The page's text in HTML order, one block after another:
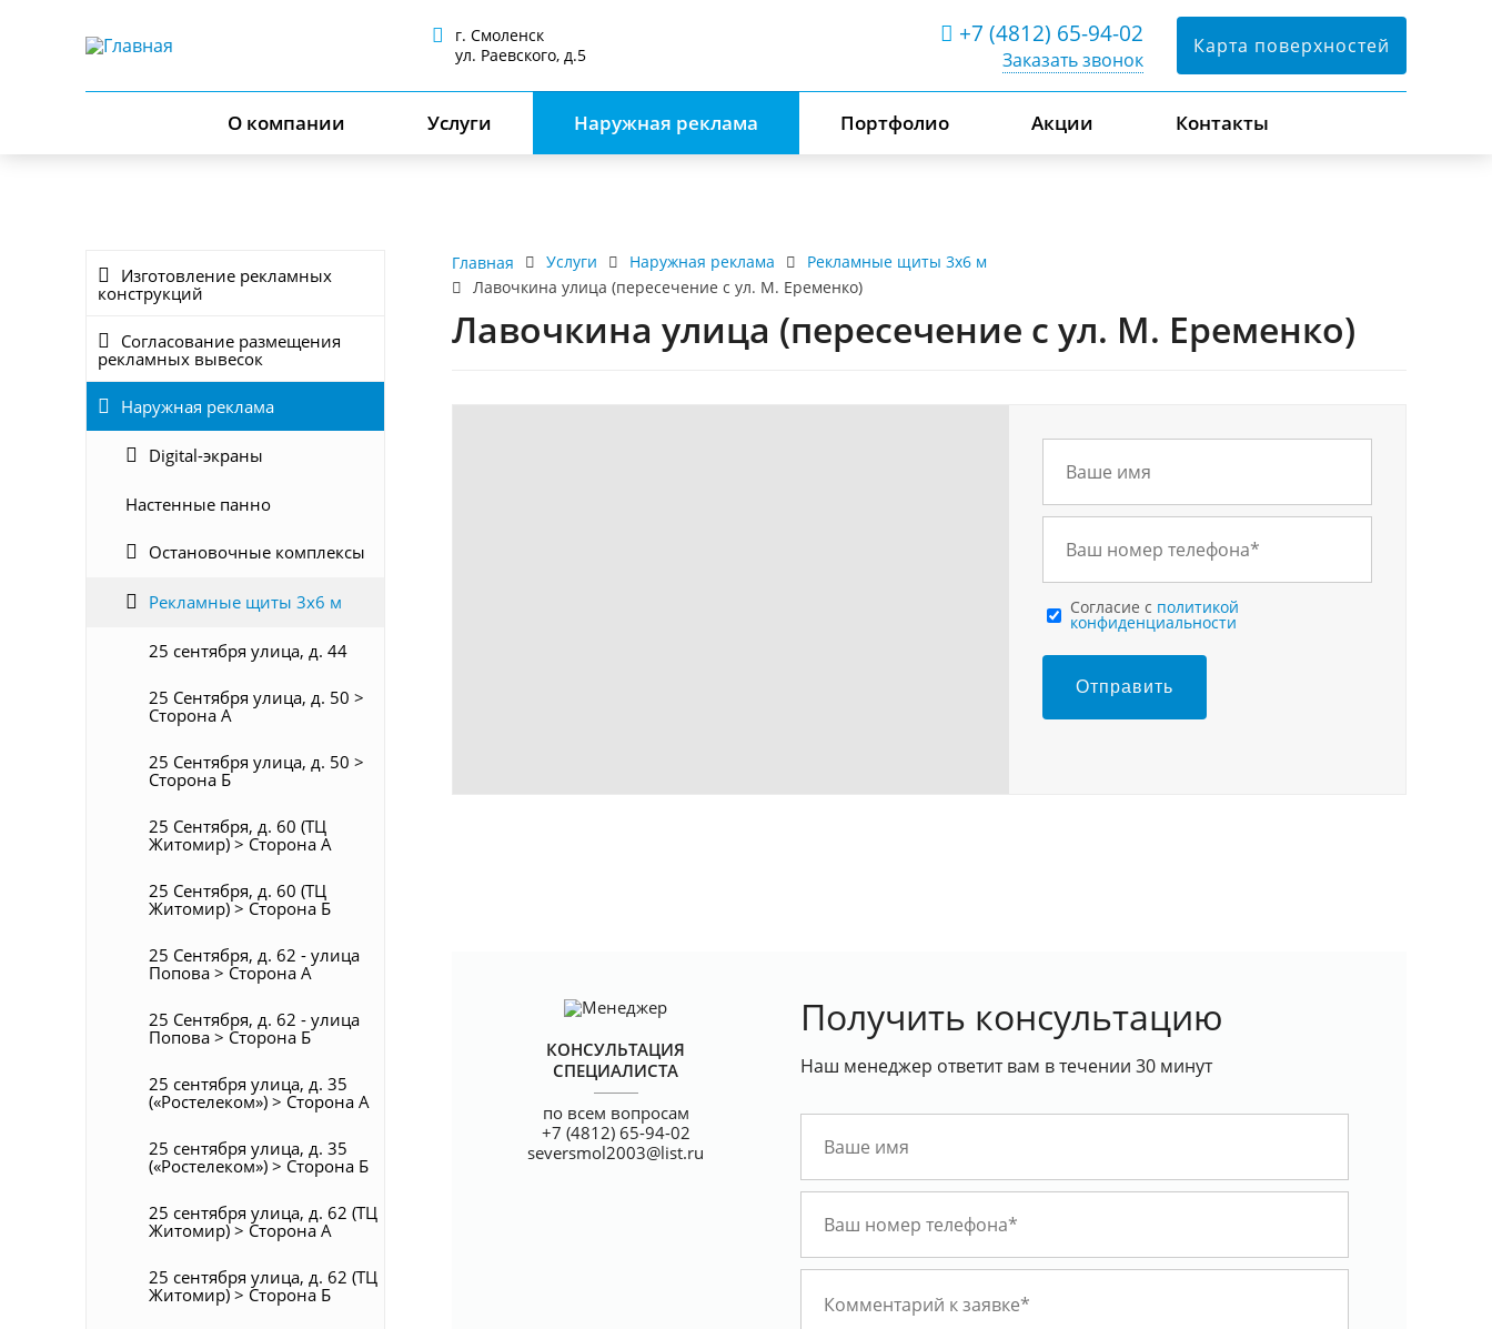
г. Смоленск
ул. Раевского, д.5
+7 (4812) 65-94-02
Заказать звонок
Карта поверхностей
О компании Услуги Наружная реклама Портфолио Акции Контакты
Изготовление рекламных
конструкций
Согласование размещения
рекламных вывесок
Наружная реклама
Digital-экраны
Настенные панно
Остановочные комплексы
Рекламные щиты 3х6 м
25 сентября улица, д. 44
25 Сентября улица, д. 50 >
Сторона А
25 Сентября улица, д. 50 >
Сторона Б
25 Сентября, д. 60 (ТЦ
Житомир) > Сторона А
25 Сентября, д. 60 (ТЦ
Житомир) > Сторона Б
25 Сентября, д. 62 - улица
Попова > Сторона А
25 Сентября, д. 62 - улица
Попова > Сторона Б
25 сентября улица, д. 35
(«Ростелеком») > Сторона А
25 сентября улица, д. 35
(«Ростелеком») > Сторона Б
25 сентября улица, д. 62 (ТЦ
Житомир) > Сторона А
25 сентября улица, д. 62 (ТЦ
Житомир) > Сторона Б
Главная Услуги Наружная реклама
Рекламные щиты 3х6 м
Лавочкина улица (пересечение с ул. М. Еременко)
Лавочкина улица (пересечение с ул. М. Еременко)
Cогласие с политикой
конфиденциальности
Отправить
КОНСУЛЬТАЦИЯ
СПЕЦИАЛИСТА
по всем вопросам
+7 (4812) 65-94-02
seversmol2003@list.ru
Получить консультацию
Наш менеджер ответит вам в течении 30 минут